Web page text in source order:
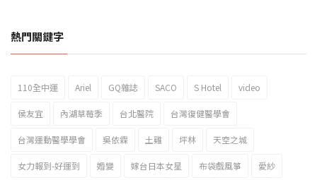
2023新北市北海岸國際風箏節「風在石起」霸氣回歸
熱門關鍵字
110全中運 Ariel GQ雜誌 SACO S Hotel video
侯友宜 內湖草莓季 台北醫院 台灣復健醫學會
台灣運動醫學學會 吳依霖 土雞 坪林 天空之城
女力報到-好運到 婚變 嫁台日本女星 布袋戲風箏 愛紗